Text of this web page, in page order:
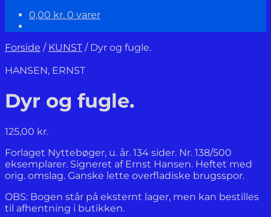
0,00 kr. 0 varer
Forside / KUNST / Dyr og fugle.
HANSEN, ERNST
Dyr og fugle.
125,00 kr.
Forlaget Nyttebøger, u. år. 134 sider. Nr. 138/500
eksemplarer. Signeret af Ernst Hansen. Heftet med
orig. omslag. Ganske lette overfladiske brugsspor.
OBS: Bogen står på eksternt lager, men kan bestilles
til afhentning i butikken.